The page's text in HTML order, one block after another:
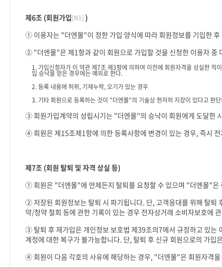
제6조 (회원가입[N1] )
① 이용자는 "더엔몰"이 정한 가입 양식에 따라 회원정보를 기입한
② "더엔몰"은 제1항과 같이 회원으로 가입할 것을 신청한 이용자
1. 가입신청자가 이 약관 제7조 제3항에 의하여 이전에 회원자격을 상실한 적
입 승낙을 얻은 경우에는 예외로 한다.
2.등록 내용에 허위, 기재누락,오기가 있는 경우
3. 기타 회원으로 등록하는 것이 "더엔몰"의 기술상 현저히 지장이 있다고 판
③ 회원가입계약의 성립시기는 "더엔몰"의 승낙이 회원에게 도달한
④ 회원은 제15조제1항에 의한 등록사항에 변경이 있는 경우, 즉시
제7조 (회원 탈퇴 및 자격 상실 등)
① 회원은 "더엔몰"에 언제든지 탈퇴를 요청할 수 있으며 "더엔몰"은
② 저장된 회원정보는 탈퇴 시 파기됩니다. 단, 고객응대를 위해 탈퇴
약/청약 철회 등에 관한 기록이 있는 경우 전자상거래 소비자보호에
③ 탈퇴 후 재가입은 개인정보 보호법 제39조의7에서 규정하고 있는
계정에 대한 복구가 불가능합니다. 단, 탈퇴 후 신규 회원으로의 가입
④ 회원이 다음 각호의 사유에 해당하는 경우, "더엔몰"은 회원자격